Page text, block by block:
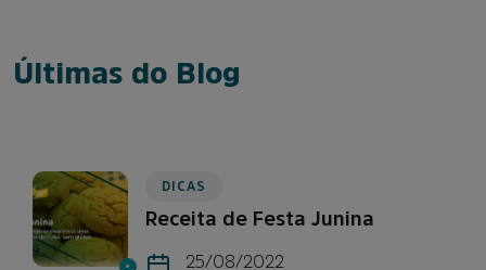
Últimas do Blog
DICAS
Receita de Festa Junina
25/08/2022